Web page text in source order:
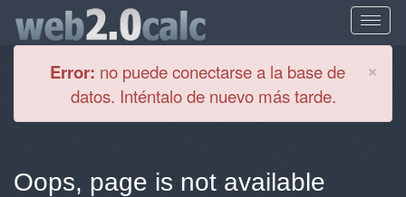
×
Error: no puede conectarse a la base de
datos. Inténtalo de nuevo más tarde.
Oops, page is not available